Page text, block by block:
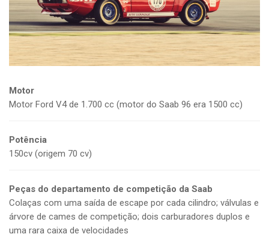
Motor
Motor Ford V4 de 1.700 cc (motor do Saab 96 era 1500 cc)
Potência
150cv (origem 70 cv)
Peças do departamento de competição da Saab
Colaças com uma saída de escape por cada cilindro; válvulas e
árvore de cames de competição; dois carburadores duplos e
uma rara caixa de velocidades